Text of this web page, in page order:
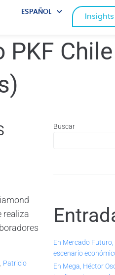
ESPAÑOL
ENGLISH Insights
realiza
Patricio
Buscar
En Mercado
escenario
En Mega, Héctor